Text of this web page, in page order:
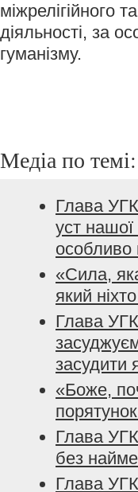
міжрелігійного
діяльності, за
гуманізму.
Медіа по темі:
Глава
уст нашої
особливо
«Сила,
який
Глава
засудити
«Боже,
Глава
без
Глава